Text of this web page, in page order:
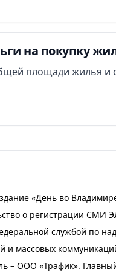
на покупку
площади жилья
«День во
о регистрации СМИ
службой по
и массовых
– ООО «Трафик».